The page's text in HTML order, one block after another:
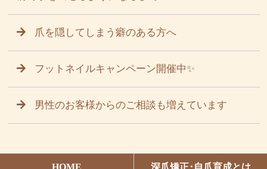
爪を隠してしまう癖のある方へ
フットネイルキャンペーン開催中✨
男性のお客様からのご相談も増えています